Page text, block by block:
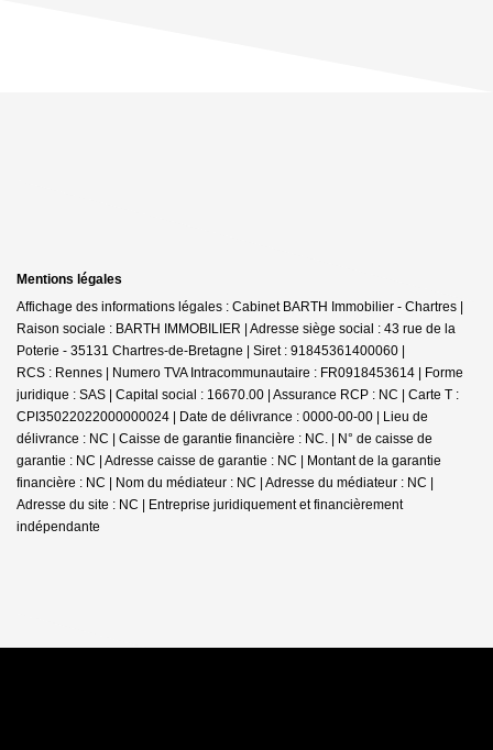
Mentions légales
Affichage des informations légales : Cabinet BARTH Immobilier - Chartres |
Raison sociale : BARTH IMMOBILIER | Adresse siège social : 43 rue de la
Poterie - 35131 Chartres-de-Bretagne | Siret : 91845361400060 |
RCS : Rennes | Numero TVA Intracommunautaire : FR0918453614 | Forme
juridique : SAS | Capital social : 16670.00 | Assurance RCP : NC | Carte T :
CPI35022022000000024 | Date de délivrance : 0000-00-00 | Lieu de
délivrance : NC | Caisse de garantie financière : NC. | N° de caisse de
garantie : NC | Adresse caisse de garantie : NC | Montant de la garantie
financière : NC | Nom du médiateur : NC | Adresse du médiateur : NC |
Adresse du site : NC | Entreprise juridiquement et financièrement
indépendante